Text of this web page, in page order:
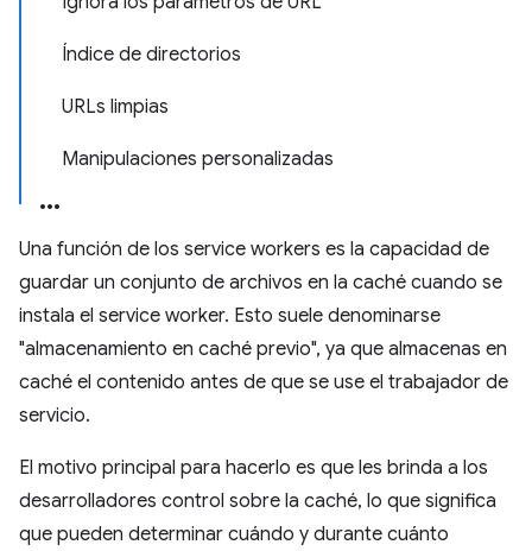
Índice de directorios
URLs limpias
Manipulaciones personalizadas
Una función de los service workers es la capacidad de
guardar un conjunto de archivos en la caché cuando se
instala el service worker. Esto suele denominarse
"almacenamiento en caché previo", ya que almacenas en
caché el contenido antes de que se use el trabajador de
servicio.
El motivo principal para hacerlo es que les brinda a los
desarrolladores control sobre la caché, lo que significa
que pueden determinar cuándo y durante cuánto